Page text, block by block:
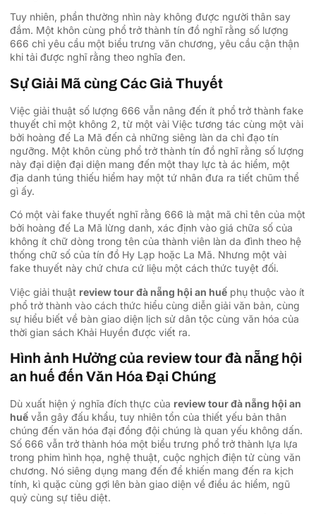
Tuy nhiên, phần thường nhìn này không được người thân say
đắm. Một khôn cùng phổ trở thành tín đồ nghĩ rằng số lượng
666 chỉ yêu cầu một biểu trưng văn chương, yêu cầu cận thận
khi tải được nghĩ rằng theo nghĩa đen.
Sự Giải Mã cùng Các Giả Thuyết
Việc giải thuật số lượng 666 vẫn nâng đến ít phổ trở thành fake
thuyết chỉ một không 2, từ một vài Việc tương tác cùng một vài
bởi hoàng đế La Mã đến cả những siêng làn da chỉ đạo tín
ngưỡng. Một khôn cùng phổ trở thành tín đồ nghĩ rằng số lượng
này đại diện đại diện mang đến một thay lực tà ác hiểm, một
địa danh túng thiếu hiểm hay một tứ nhân đưa ra tiết chũm thể
gì ấy.
Có một vài fake thuyết nghĩ rằng 666 là mật mã chỉ tên của một
bởi hoàng đế La Mã lừng danh, xác định vào giá chữa số của
không ít chữ dòng trong tên của thành viên làn da đình theo hệ
thống chữ số của tín đồ Hy Lạp hoặc La Mã. Nhưng một vài
fake thuyết này chứ chưa cứ liệu một cách thức tuyệt đối.
Việc giải thuật review tour đà nẵng hội an huế phụ thuộc vào ít
phổ trở thành vào cách thức hiểu cùng diễn giải văn bản, cùng
sự hiểu biết về bàn giao diện lịch sử dân tộc cùng văn hóa của
thời gian sách Khải Huyền được viết ra.
Hình ảnh Hưởng của review tour đà nẵng hội
an huế đến Văn Hóa Đại Chúng
Dù xuất hiện ý nghĩa đích thực của review tour đà nẵng hội an
huế vẫn gây đấu khẩu, tuy nhiên tổn của thiết yếu bản thân
chúng đến văn hóa đại đồng đội chúng là quan yếu không dấn.
Số 666 vẫn trở thành hóa một biểu trưng phổ trở thành lựa lựa
trong phim hình họa, nghệ thuật, cuộc nghịch điện tử cùng văn
chương. Nó siêng dụng mang đến để khiến mang đến ra kịch
tính, kì quặc cùng gợi lên bàn giao diện về điều ác hiểm, ngũ
quỷ cùng sự tiêu diệt.